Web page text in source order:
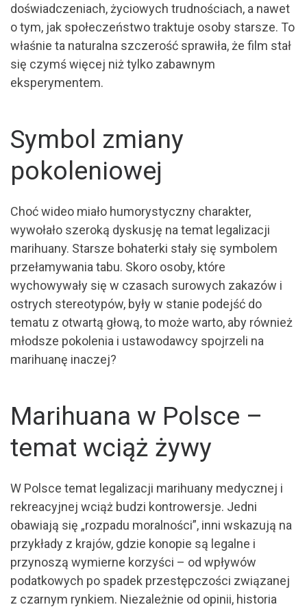
doświadczeniach, życiowych trudnościach, a nawet
o tym, jak społeczeństwo traktuje osoby starsze. To
właśnie ta naturalna szczerość sprawiła, że film stał
się czymś więcej niż tylko zabawnym
eksperymentem.
Symbol zmiany
pokoleniowej
Choć wideo miało humorystyczny charakter,
wywołało szeroką dyskusję na temat legalizacji
marihuany. Starsze bohaterki stały się symbolem
przełamywania tabu. Skoro osoby, które
wychowywały się w czasach surowych zakazów i
ostrych stereotypów, były w stanie podejść do
tematu z otwartą głową, to może warto, aby również
młodsze pokolenia i ustawodawcy spojrzeli na
marihuanę inaczej?
Marihuana w Polsce –
temat wciąż żywy
W Polsce temat legalizacji marihuany medycznej i
rekreacyjnej wciąż budzi kontrowersje. Jedni
obawiają się „rozpadu moralności”, inni wskazują na
przykłady z krajów, gdzie konopie są legalne i
przynoszą wymierne korzyści – od wpływów
podatkowych po spadek przestępczości związanej
z czarnym rynkiem. Niezależnie od opinii, historia